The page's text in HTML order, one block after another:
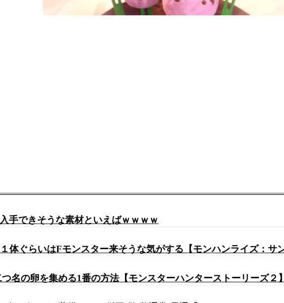
手できそうな素材といえばｗｗｗｗ
体ぐらいはFモンスター来そうな気がする【モンハンライズ：サ
名の卵を集める1番の方法【モンスターハンターストーリーズ２